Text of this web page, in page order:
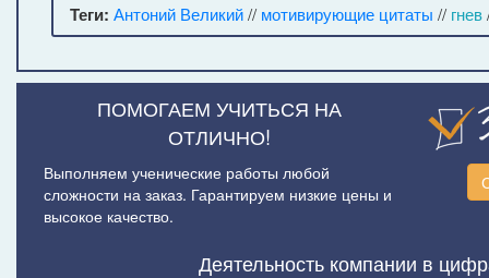
Теги: Антоний Великий// мотивирующие цитаты // гнев
ПОМОГАЕМ УЧИТЬСЯ НА
ОТЛИЧНО!
Выполняем ученические работы любой
сложности на заказ. Гарантируем низкие цены и
высокое качество.
Деятельность компании в